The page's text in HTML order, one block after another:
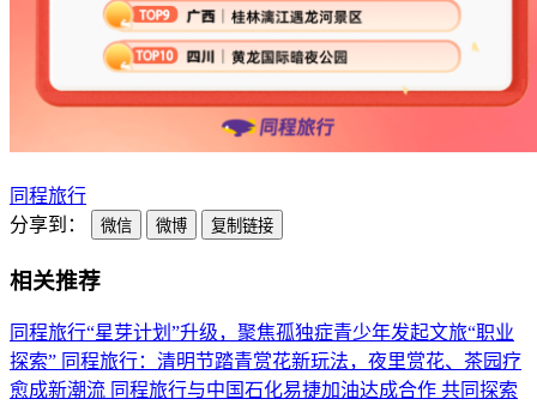
同程旅行
分享到：
微信 微博 复制链接
相关推荐
同程旅行“星芽计划”升级，聚焦孤独症青少年发起文旅“职业
探索” 同程旅行：清明节踏青赏花新玩法，夜里赏花、茶园疗
愈成新潮流 同程旅行与中国石化易捷加油达成合作 共同探索